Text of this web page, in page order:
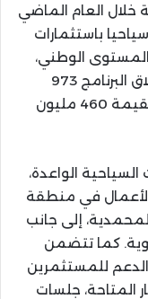
العام الماضي
دعم 176 مشروعا سياحيا باستثمارات
وعلى المستوى الوطني،
بلغ عدد المشاريع المدعومة منذ انطلاق البرنامج 973
مشروعا ساهمت في جذب استثمارات بقيمة 460 مليون
الواعدة،
في منطقة
إلى جانب
كما تتضمن
للمستثمرين
المتاحة، جلسات